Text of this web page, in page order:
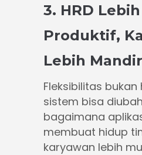
3. HRD Lebih
Produktif,
Lebih
Fleksibilitas
sistem bisa
bagaimana
membuat hidup
karyawan lebih